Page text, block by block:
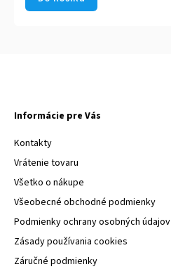
Informácie pre Vás
Kontakty
Vrátenie tovaru
Všetko o nákupe
Všeobecné obchodné podmienky
Podmienky ochrany osobných údajov
Zásady používania cookies
Záručné podmienky